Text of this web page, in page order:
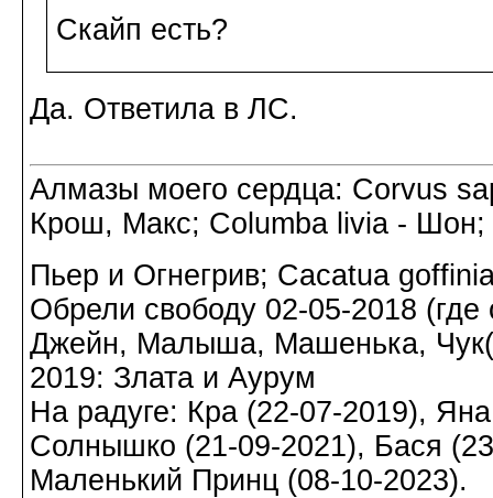
Скайп есть?
Да. Ответила в ЛС.
Алмазы моего сердца: Corvus
Крош, Макс; Columba livia -
Пьер и Огнегрив; Cacatua
Обрели свободу 02-05-2018
Джейн, Малыша, Машенька,
2019: Злата и Аурум
На радуге: Кра (22-07-2019),
Солнышко (21-09-2021), Бася
Маленький Принц (08-10-2023).